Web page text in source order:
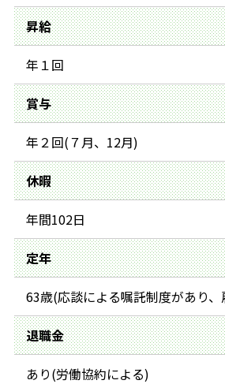
昇給
年１回
賞与
年２回(７月、12月)
休暇
年間102日
定年
63歳(応談による嘱託制度があり
退職金
あり(労働協約による)